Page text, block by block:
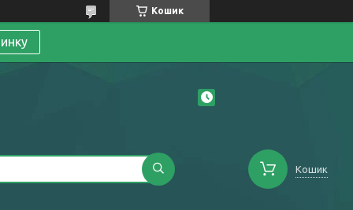
Кошик
Кошик